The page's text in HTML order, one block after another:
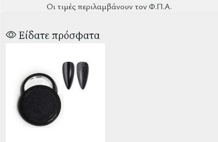
Οι τιμές περιλαμβάνουν τον Φ.Π.Α.
Είδατε πρόσφατα